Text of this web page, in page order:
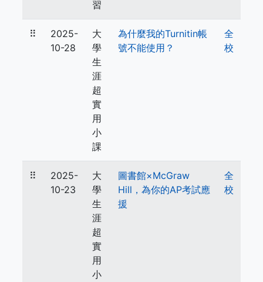
習
⠿
2025-
10-28
大
學
生
涯
超
實
用
小
課
為什麼我的Turnitin帳
號不能使用？
全
校
⠿
2025-
10-23
大
學
生
涯
超
實
用
小
圖書館×McGraw
Hill，為你的AP考試應
援
全
校